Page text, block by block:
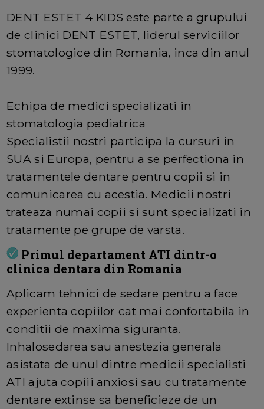
DENT ESTET 4 KIDS este parte a grupului
de clinici DENT ESTET, liderul serviciilor
stomatologice din Romania, inca din anul
1999.
Echipa de medici specializati in
stomatologia pediatrica
Specialistii nostri participa la cursuri in
SUA si Europa, pentru a se perfectiona in
tratamentele dentare pentru copii si in
comunicarea cu acestia. Medicii nostri
trateaza numai copii si sunt specializati in
tratamente pe grupe de varsta.
Primul departament ATI dintr-o
clinica dentara din Romania
Aplicam tehnici de sedare pentru a face
experienta copiilor cat mai confortabila in
conditii de maxima siguranta.
Inhalosedarea sau anestezia generala
asistata de unul dintre medicii specialisti
ATI ajuta copiii anxiosi sau cu tratamente
dentare extinse sa beneficieze de un